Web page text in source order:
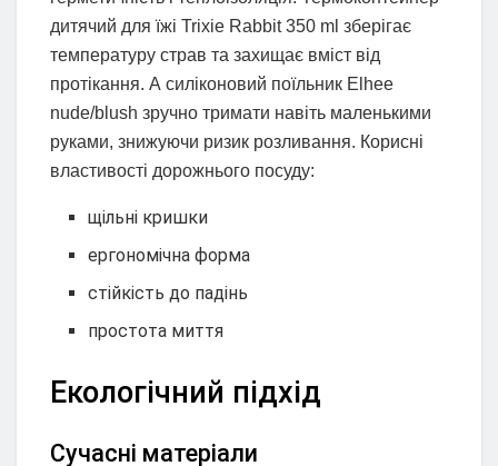
дитячий для їжі Trixie Rabbit 350 ml зберігає
температуру страв та захищає вміст від
протікання. А силіконовий поїльник Elhee
nude/blush зручно тримати навіть маленькими
руками, знижуючи ризик розливання. Корисні
властивості дорожнього посуду:
щільні кришки
ергономічна форма
стійкість до падінь
простота миття
Екологічний підхід
Сучасні матеріали